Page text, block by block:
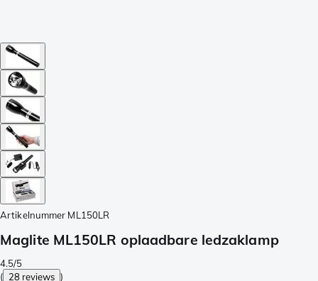
Artikelnummer ML150LR
Maglite ML150LR oplaadbare ledzaklamp
4.5/5
( 28 reviews )